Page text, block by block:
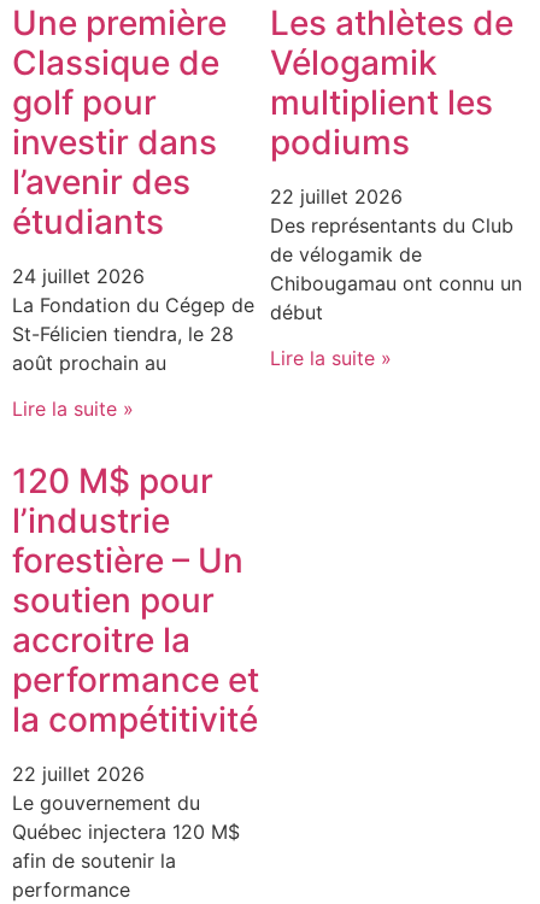
Une première
Classique de
golf pour
investir dans
l’avenir des
étudiants
24 juillet 2026
La Fondation du Cégep de
St-Félicien tiendra, le 28
août prochain au
Lire la suite »
Les athlètes de
Vélogamik
multiplient les
podiums
22 juillet 2026
Des représentants du Club
de vélogamik de
Chibougamau ont connu un
début
Lire la suite »
120 M$ pour
l’industrie
forestière – Un
soutien pour
accroitre la
performance et
la compétitivité
22 juillet 2026
Le gouvernement du
Québec injectera 120 M$
afin de soutenir la
performance